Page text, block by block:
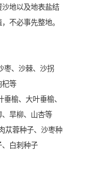
地以及地表盐结
不必事先整地。
枣、沙棘、沙拐
杞等
垂榆、大叶垂榆、
旱柳、山杏等
苁蓉种子、沙枣种
、白刺种子